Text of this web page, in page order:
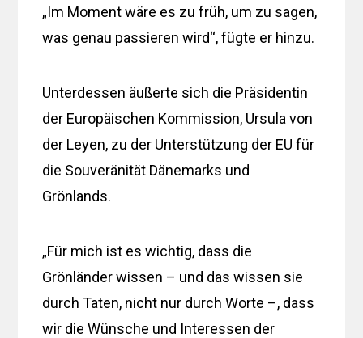
„Im Moment wäre es zu früh, um zu sagen,
was genau passieren wird“, fügte er hinzu.
Unterdessen äußerte sich die Präsidentin
der Europäischen Kommission, Ursula von
der Leyen, zu der Unterstützung der EU für
die Souveränität Dänemarks und
Grönlands.
„Für mich ist es wichtig, dass die
Grönländer wissen – und das wissen sie
durch Taten, nicht nur durch Worte –, dass
wir die Wünsche und Interessen der